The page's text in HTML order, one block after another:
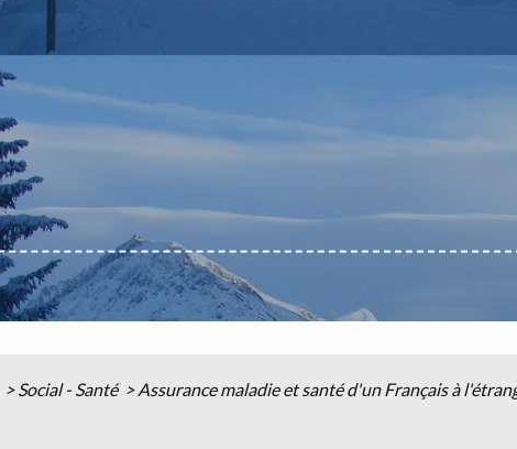
> Social - Santé > Assurance maladie et santé d'un Français à